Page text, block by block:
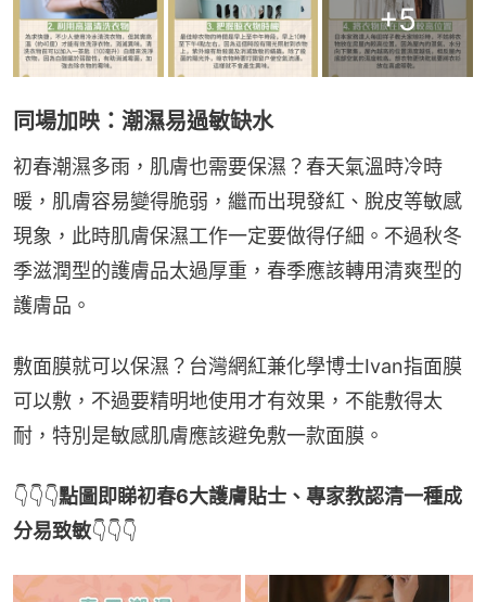
+5
同場加映：潮濕易過敏缺水
初春潮濕多雨，肌膚也需要保濕？春天氣溫時冷時
暖，肌膚容易變得脆弱，繼而出現發紅、脫皮等敏感
現象，此時肌膚保濕工作一定要做得仔細。不過秋冬
季滋潤型的護膚品太過厚重，春季應該轉用清爽型的
護膚品。
敷面膜就可以保濕？台灣網紅兼化學博士Ivan指面膜
可以敷，不過要精明地使用才有效果，不能敷得太
耐，特別是敏感肌膚應該避免敷一款面膜。
👇👇👇點圖即睇初春6大護膚貼士、專家教認清一種成
分易致敏👇👇👇